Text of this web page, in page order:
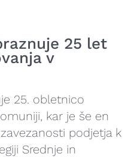
25 let
v
25. obletnico
kar je še en
podjetja k
Srednje in